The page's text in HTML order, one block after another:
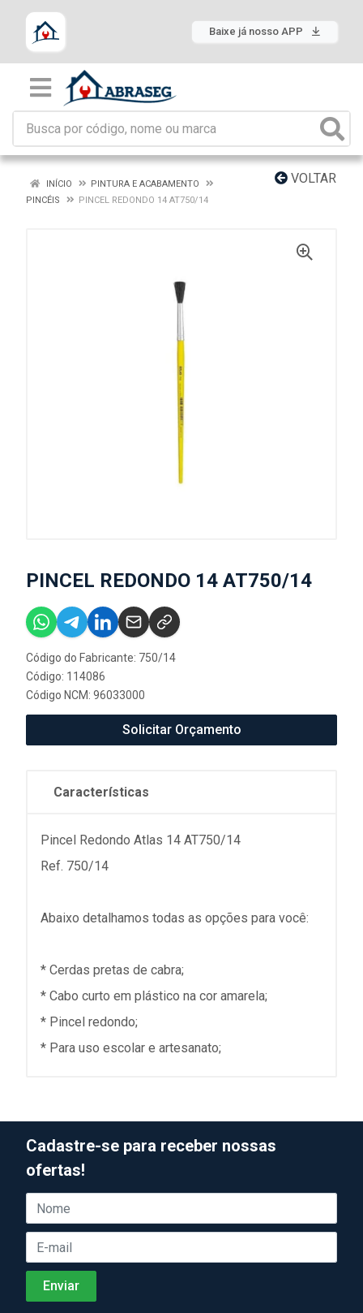
Baixe já nosso APP
VOLTAR
INÍCIO
PINTURA E ACABAMENTO
PINCÉIS
PINCEL REDONDO 14 AT750/14
PINCEL REDONDO 14 AT750/14
Código do Fabricante: 750/14
Código: 114086
Código NCM: 96033000
Solicitar Orçamento
Características
Pincel Redondo Atlas 14 AT750/14
Ref. 750/14
Abaixo detalhamos todas as opções para você:
* Cerdas pretas de cabra;
* Cabo curto em plástico na cor amarela;
* Pincel redondo;
* Para uso escolar e artesanato;
Cadastre-se para receber nossas
ofertas!